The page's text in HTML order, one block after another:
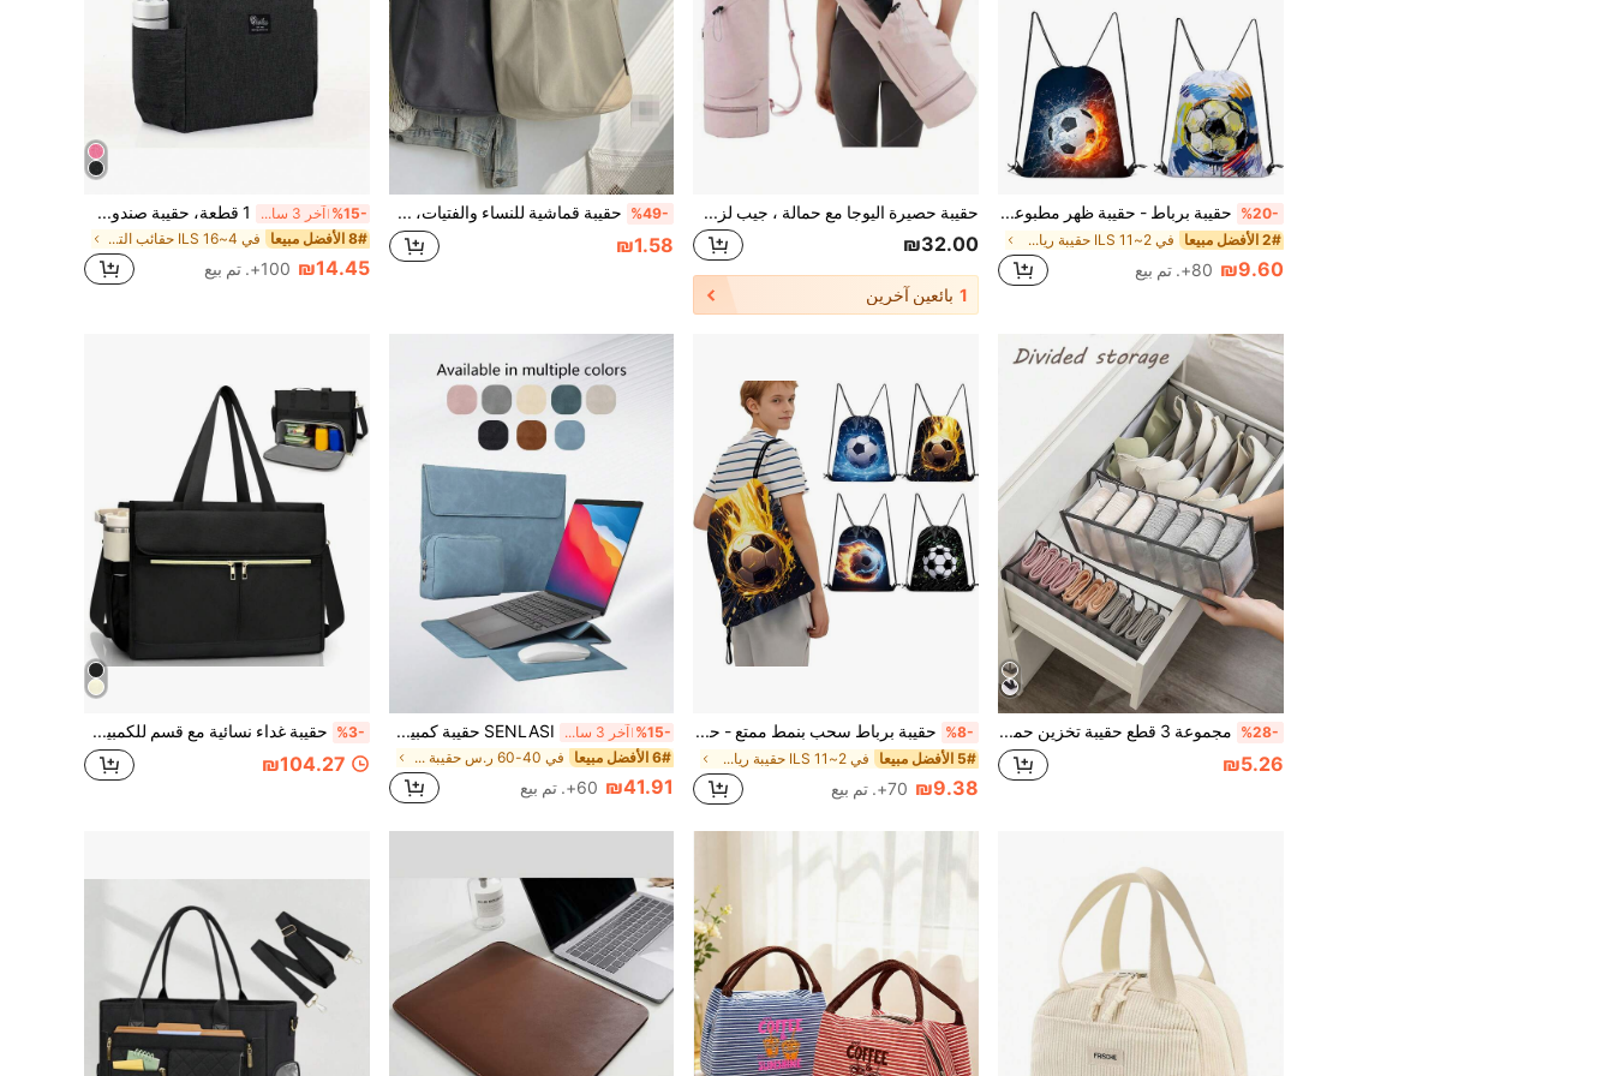
%20- حقيبة برباط - حقيبة ظهر مطبوعة بتصاميم كرة القدم - مثالية للمدرسة والرياضة والسفر وتخزين الألعاب حقيبة ظهر رياضية للجيم والسباحة والسفر
2# الأفضل مبيعا في 2~11 ILS حقيبة رياضية
₪9.60 80+. تم بيع
حقيبة حصيرة اليوجا مع حمالة ، جيب لزجاجة المياه وجيب للمبتلات، حقيبة تخزين متعددة الوظائف
₪32.00
1 بائعين آخرين
%49- حقيبة قماشية للنساء والفتيات، حقيبة كتف من قماش قطني متين بسعة كبيرة وجيوب متعددة، بأسلوب جمالي بسيط، مناسبة للمدرسة والجامعة والفصل الدراسي والعمل اليومي والسفر والتسوق وهدية عيد الميلاد وموسم العودة إلى المدرسة
₪1.58
%15- آخر 3 ساعة أيام 1 قطعة، حقيبة صندوق غداء عازلة للحرارة ومقاومة للماء للطلاب وموظفي المكاتب - إكسسوار سفر مثالي وأداة مطبخ لوجبات صحية أثناء التنقل
8# الأفضل مبيعا في 4~16 ILS حقائب التبريد
₪14.45 100+. تم بيع
%28- مجموعة 3 قطع حقيبة تخزين حمالات الصدر، صندوق تخزين الملابس الداخلية، صندوق تخزين الملابس الداخلية، صندوق تخزين الخزانة وصندوق التخزين، صندوق تخزين الأدراج الشبكي
₪5.26
%8- حقيبة برباط سحب بنمط ممتع - حقيبة ظهر يومية للمراهقين للرياضة والجيم والسباحة والسفر والعمل والمشي لمسافات طويلة، خفيفة الوزن وقوية، بطباعة كرة السلة وكرة القدم
5# الأفضل مبيعا في 2~11 ILS حقيبة رياضية
₪9.38 70+. تم بيع
%15- آخر 3 ساعة أيام SENLASI حقيبة كمبيوتر محمول 13-14 بوصة من جلد PU، غطاء واقي وحقيبة إكسسوارات 2 في 1، حامل كمبيوتر محمول + كمبيوتر محمول، حقيبة كمبيوتر محمول، غطاء واقي للكمبيوتر المحمول
6# الأفضل مبيعا في 40-60 ر.س حقيبة كمبيوتر محمول
₪41.91 60+. تم بيع
%3- حقيبة غداء نسائية مع قسم للكمبيوتر المحمول 15.6 بوصة، حقيبة غداء للنساء، حقيبة توت معزولة، حقيبة لوازم العودة إلى المدرسة، حقيبة تبريد أو إكسسوار نزهة
₪104.27